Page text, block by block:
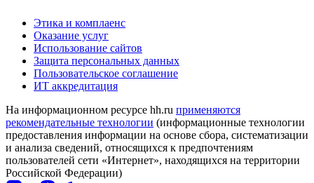
Этика и комплаенс
Оказание услуг
Использование сайтов
Защита персональных данных
Пользовательское соглашение
ИТ аккредитация
На информационном ресурсе hh.ru применяются
рекомендательные технологии (информационные технологии
предоставления информации на основе сбора, систематизации
и анализа сведений, относящихся к предпочтениям
пользователей сети «Интернет», находящихся на территории
Российской Федерации)